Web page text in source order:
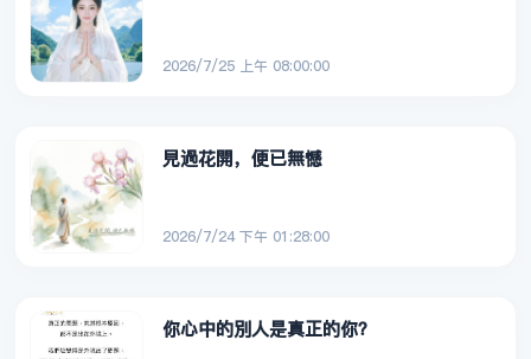
2026/7/25 上午 08:00:00
見過花開，便已無憾
2026/7/24 下午 01:28:00
你心中的別人是真正的你？